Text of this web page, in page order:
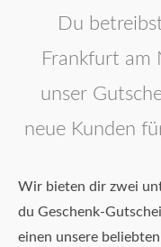
Du
Frankfurt am
unser
neue Kunden
Wir bieten dir zwei
du Geschenk-
einen unsere